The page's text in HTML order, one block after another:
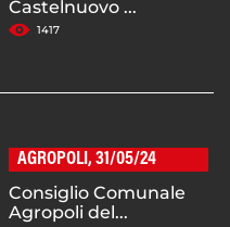
Castelnuovo ...
1417
AGROPOLI, 31/05/24
Consiglio Comunale
Agropoli del...